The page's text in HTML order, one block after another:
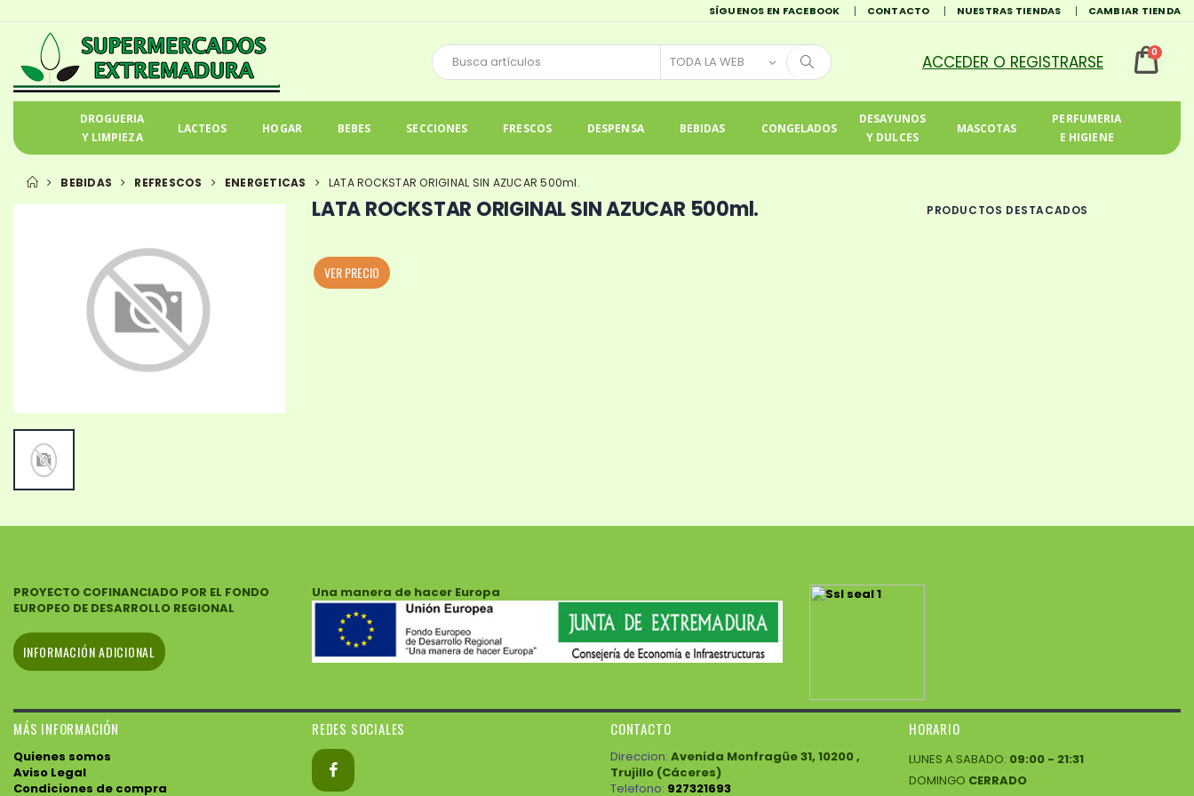
SÍGUENOS EN FACEBOOK CONTACTO NUESTRAS TIENDAS CAMBIAR TIENDA
0
DROGUERIA
Y LIMPIEZA
LACTEOS HOGAR BEBES SECCIONES FRESCOS DESPENSA BEBIDAS CONGELADOS
DESAYUNOS
Y DULCES
MASCOTAS
PERFUMERIA
E HIGIENE
BEBIDAS REFRESCOS ENERGETICAS LATA ROCKSTAR ORIGINAL SIN AZUCAR 500ml.
LATA ROCKSTAR ORIGINAL SIN AZUCAR 500ml.
VER PRECIO
PRODUCTOS DESTACADOS
PROYECTO COFINANCIADO POR EL FONDO
EUROPEO DE DESARROLLO REGIONAL
INFORMACIÓN ADICIONAL
Una manera de hacer Europa
MÁS INFORMACIÓN
Quienes somos
Aviso Legal
Condiciones de compra
REDES SOCIALES CONTACTO
Direccion: Avenida Monfragüe 31, 10200 ,
Trujillo (Cáceres)
Telefono: 927321693
HORARIO
LUNES A SABADO: 09:00 - 21:31
DOMINGO CERRADO